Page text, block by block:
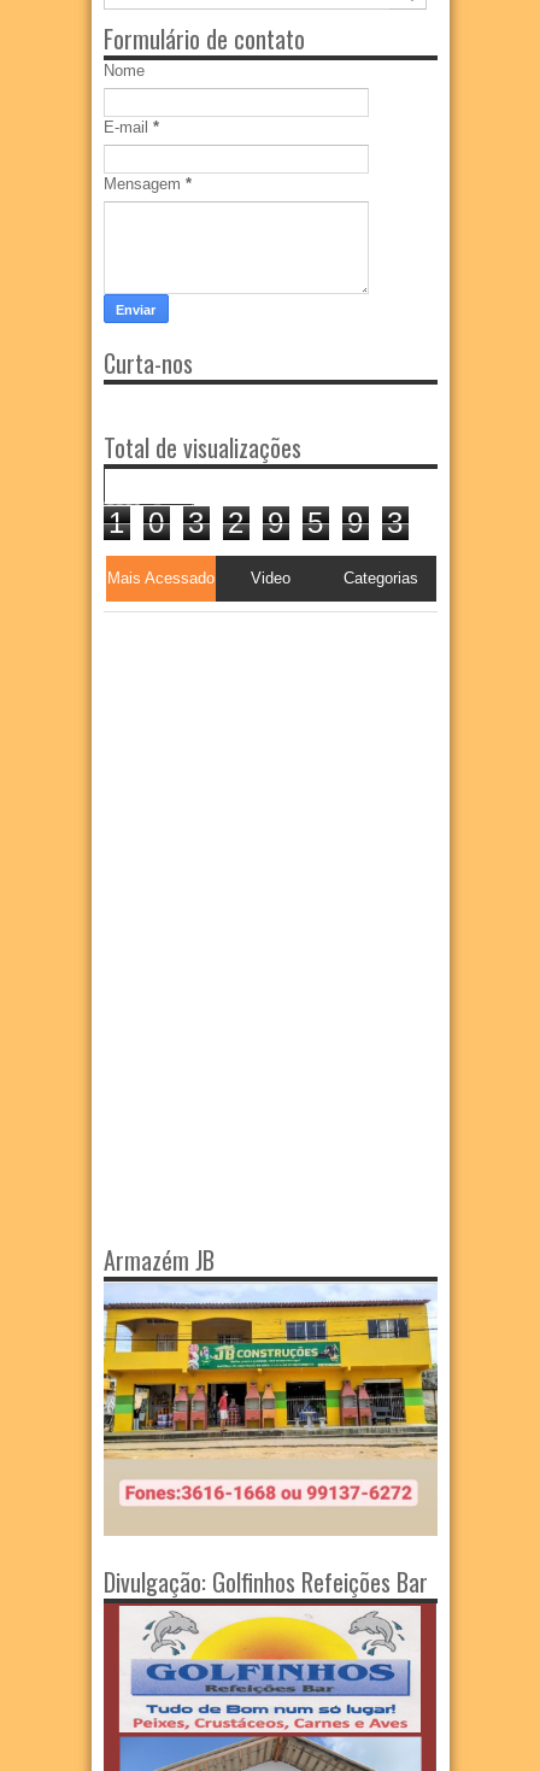
Formulário de contato
Nome
E-mail *
Mensagem *
Curta-nos
Total de visualizações
1 0 3 2 9 5 9 3
Mais Acessado Video Categorias
Armazém JB
Divulgação: Golfinhos Refeições Bar